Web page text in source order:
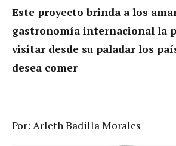
Este proyecto brinda a los
gastronomía internacional la
visitar desde su paladar los
desea comer
Por: Arleth Badilla Morales